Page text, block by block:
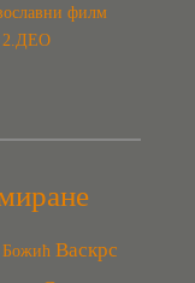
филм
2.ДЕО
Божић Васкрс